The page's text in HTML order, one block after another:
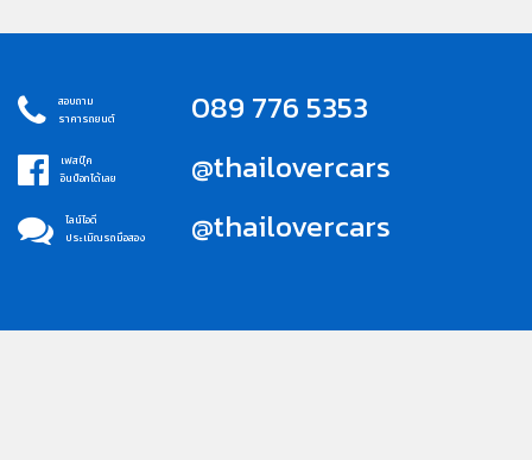
สอบถาม
ราคารถยนต์
089 776 5353
เฟสบุ๊ค
อินบ็อกได้เลย
@thailovercars
ไลน์ไอดี
ประเมิณรถมือสอง
@thailovercars